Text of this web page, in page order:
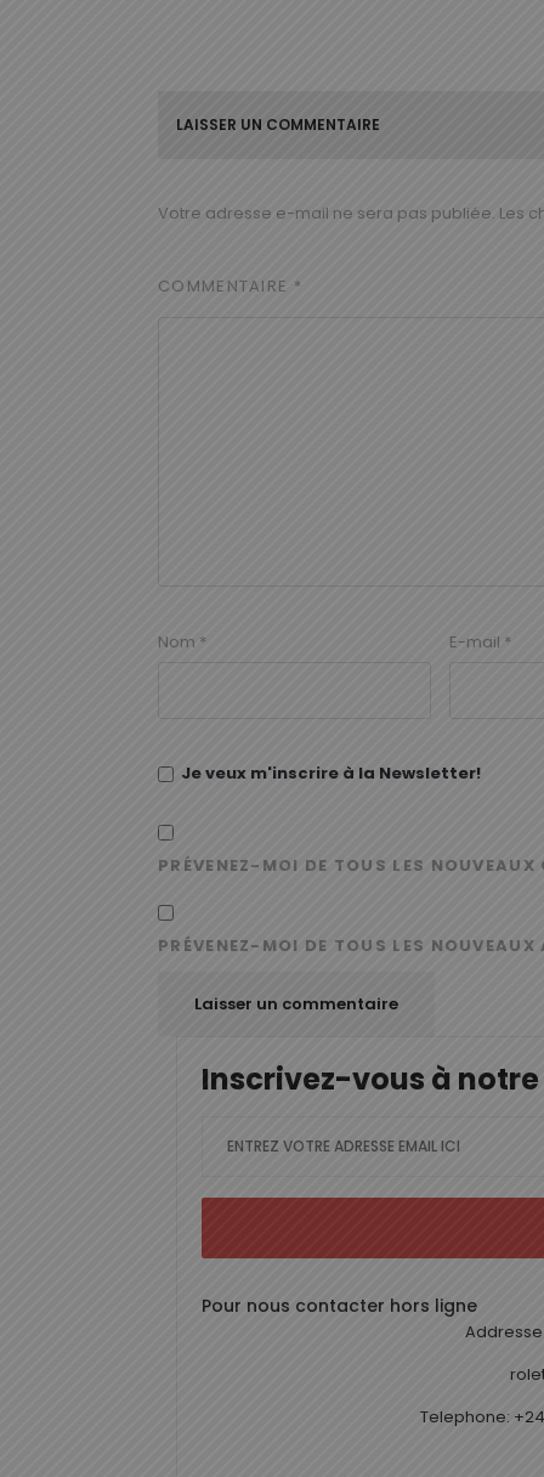
LAISSER UN COMMENTAIRE
Votre adresse e-mail ne sera pas publiée. Les
COMMENTAIRE *
Nom * E-mail *
Je veux m'inscrire à la Newsletter!
PRÉVENEZ-MOI DE TOUS LES
PRÉVENEZ-MOI DE TOUS LES
Inscrivez-vous à
Pour nous contacter hors ligne
Telephone: